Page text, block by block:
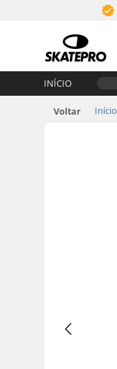
INÍCIO
Voltar Início